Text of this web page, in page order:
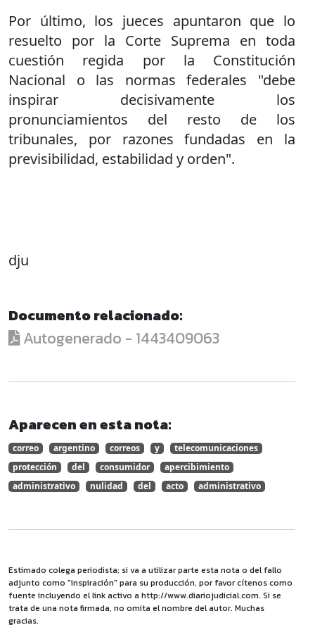
Por último, los jueces apuntaron que lo
resuelto por la Corte Suprema en toda
cuestión regida por la Constitución
Nacional o las normas federales "debe
inspirar decisivamente los
pronunciamientos del resto de los
tribunales, por razones fundadas en la
previsibilidad, estabilidad y orden".
dju
Documento relacionado:
Autogenerado - 1443409063
Aparecen en esta nota:
correo argentino correos y
telecomunicaciones
protección
del consumidor
apercibimiento
administrativo
nulidad del acto administrativo
Estimado colega periodista: si va a utilizar parte esta nota o del fallo
adjunto como "inspiración" para su producción, por favor cítenos como
fuente incluyendo el link activo a http://www.diariojudicial.com. Si se
trata de una nota firmada, no omita el nombre del autor. Muchas
gracias.